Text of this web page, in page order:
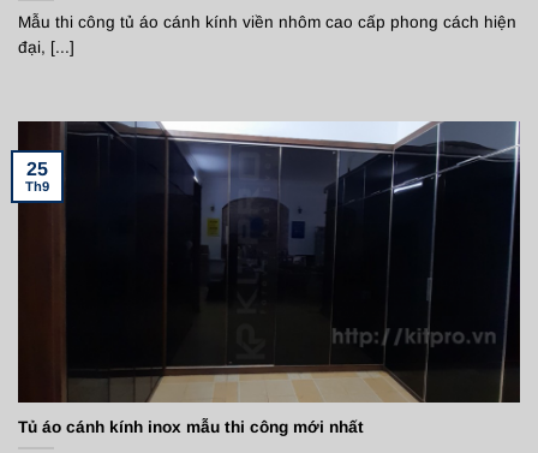
Mẫu thi công tủ áo cánh kính viền nhôm cao cấp phong cách hiện
đại, [...]
Tủ áo cánh kính inox mẫu thi công mới nhất
25
Th9